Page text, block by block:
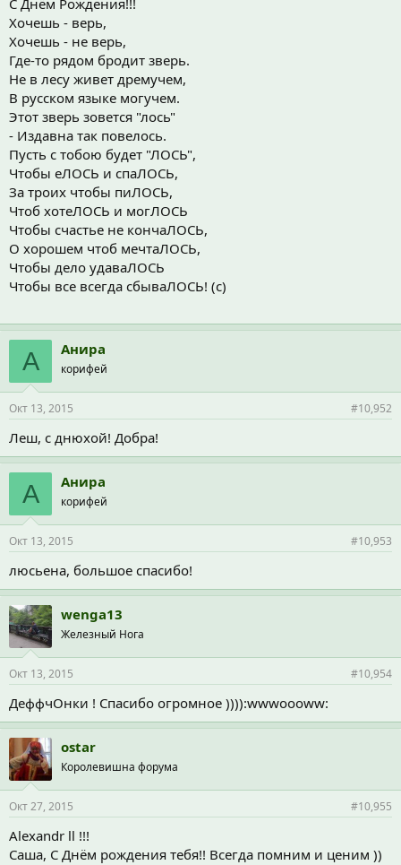
Хочешь - верь,
Хочешь - не верь,
Где-то рядом бродит зверь.
Не в лесу живет дремучем,
В русском языке могучем.
Этот зверь зовется "лось"
- Издавна так повелось.
Пусть с тобою будет "ЛОСЬ",
Чтобы еЛОСЬ и спаЛОСЬ,
За троих чтобы пиЛОСЬ,
Чтоб хотеЛОСЬ и могЛОСЬ
Чтобы счастье не кончаЛОСЬ,
О хорошем чтоб мечтаЛОСЬ,
Чтобы дело удаваЛОСЬ
Чтобы все всегда сбываЛОСЬ! (с)
А Анира
корифей
Окт 13, 2015 #10,952
Леш, с днюхой! Добра!
А Анира
корифей
Окт 13, 2015 #10,953
люсьена, большое спасибо!
wenga13
Железный Нога
Окт 13, 2015 #10,954
ДеффчОнки ! Спасибо огромное )))):wwwoooww:
ostar
Королевишна форума
Окт 27, 2015 #10,955
Alexandr ll !!!
Саша, С Днём рождения тебя!! Всегда помним и ценим ))